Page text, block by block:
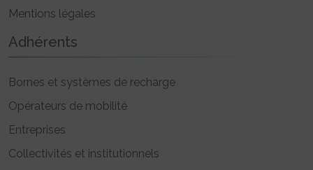
Mentions légales
Adhérents
Bornes et systèmes de recharge
Opérateurs de mobilité
Entreprises
Collectivités et institutionnels